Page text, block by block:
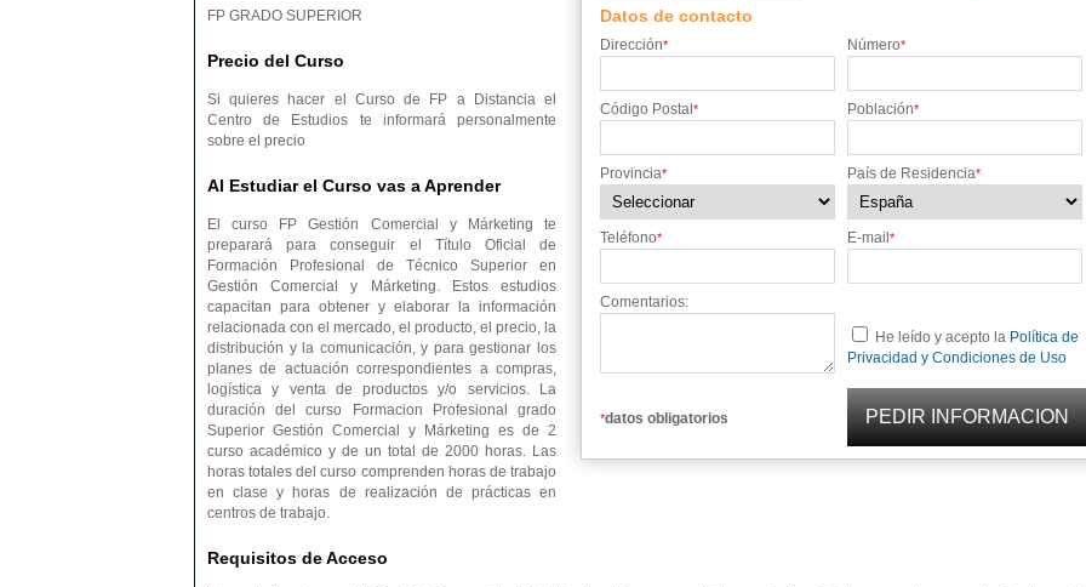
Datos de contacto
Dirección* Número*
Código Postal * Población*
Provincia* País de Residencia*
Teléfono* E-mail *
Comentarios:
He leído y acepto la Política de
Privacidad y Condiciones de Uso
*datos obligatorios
FP GRADO SUPERIOR
Precio del Curso
Si quieres hacer el Curso de FP a Distancia el
Centro de Estudios te informará personalmente
sobre el precio
Al Estudiar el Curso vas a Aprender
El curso FP Gestión Comercial y Márketing te
preparará para conseguir el Título Oficial de
Formación Profesional de Técnico Superior en
Gestión Comercial y Márketing. Estos estudios
capacitan para obtener y elaborar la información
relacionada con el mercado, el producto, el precio, la
distribución y la comunicación, y para gestionar los
planes de actuación correspondientes a compras,
logística y venta de productos y/o servicios. La
duración del curso Formacion Profesional grado
Superior Gestión Comercial y Márketing es de 2
curso académico y de un total de 2000 horas. Las
horas totales del curso comprenden horas de trabajo
en clase y horas de realización de prácticas en
centros de trabajo.
Requisitos de Acceso